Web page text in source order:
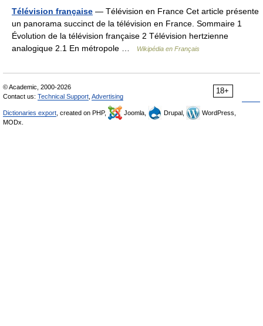
Télévision française — Télévision en France Cet article présente
un panorama succinct de la télévision en France. Sommaire 1
Évolution de la télévision française 2 Télévision hertzienne
analogique 2.1 En métropole …
Wikipédia en Français
18+
© Academic, 2000-2026
Contact us: Technical Support Advertising
Dictionaries export , created on PHP, Joomla, Drupal,
WordPress,
MODx.